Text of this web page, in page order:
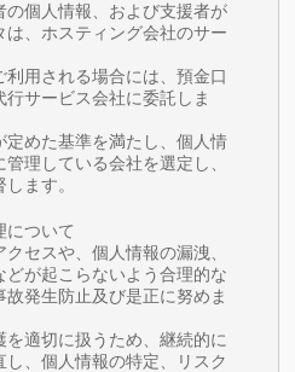
の個人情報、および支援者が
は、ホスティング会社のサー
利用される場合には、預金口
サービス会社に委託しま
定めた基準を満たし、個人情
理している会社を選定し、
ます。
について
セスや、個人情報の漏洩、
どが起こらないよう合理的な
発生防止及び是正に努めま
を適切に扱うため、継続的に
し、個人情報の特定、リスク